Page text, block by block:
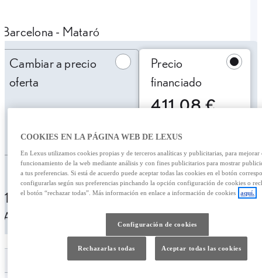
Barcelona - Mataró
Cambiar a precio
oferta
32.900,00 €
Precio
financiado
411,08 €
/mes
Personalizar financiación
€ /mes49 mesesEntrada: 6500,00 €
9,95%
Última cuota: 16.338,35 €
COOKIES EN LA PÁGINA WEB DE LEXUS
En Lexus utilizamos cookies propias y de terceros analíticas y publicitarias, para mejorar
funcionamiento de la web mediante análisis y con fines publicitarios para mostrar
a tus preferencias. Si está de acuerdo puede aceptar todas las cookies en el botón
configurarlas según sus preferencias pinchando la opción configuración de cookies o
el botón “rechazar todas”. Más información en enlace a información de cookies
aquí.
Configuración de cookies
Rechazarlas todas Aceptar todas las cookies